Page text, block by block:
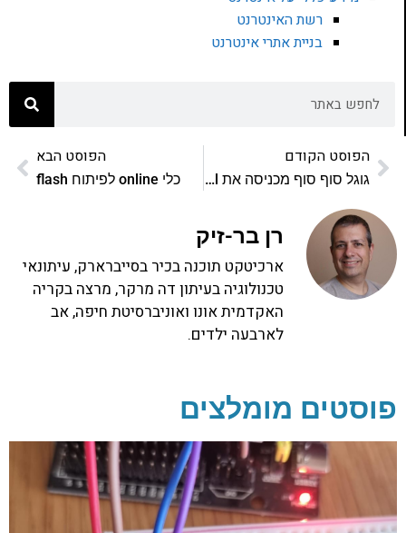
רשת האינטרנט
בניית אתרי אינטרנט
הפוסט הקודם
גוגל סוף סוף מכניסה את Gmail ל-Google gears
הפוסט הבא
כלי online לפיתוח flash
רן בר-זיק
ארכיטקט תוכנה בכיר בסייברארק, עיתונאי
טכנולוגיה בעיתון דה מרקר, מרצה בקריה
האקדמית אונו ואוניברסיטת חיפה, אב
לארבעה ילדים.
פוסטים מומלצים